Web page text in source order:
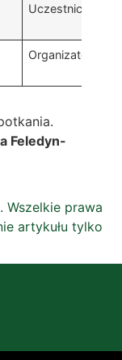
Uczestnicy
Organizatorzy
Feledyn-
Wszelkie prawa
artykułu tylko